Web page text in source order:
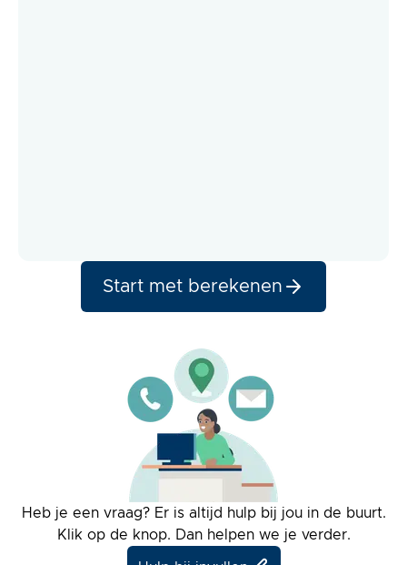
Start met berekenen
Heb je een vraag? Er is altijd hulp bij jou in de buurt.
Klik op de knop. Dan helpen we je verder.